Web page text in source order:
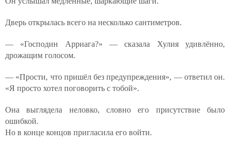
Дверь открылась всего на несколько сантиметров.
— «Господин Арриага?» — сказала Хулия удивлённо,
дрожащим голосом.
— «Прости, что пришёл без предупреждения», — ответил он.
«Я просто хотел поговорить с тобой».
Она выглядела неловко, словно его присутствие было
ошибкой.
Но в конце концов пригласила его войти.